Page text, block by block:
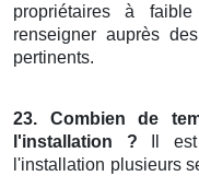
propriétaires à
renseigner auprès
pertinents.
23. Combien de
l'installation ? Il est
l'installation plusieurs